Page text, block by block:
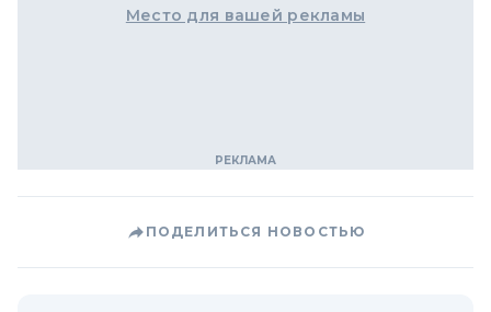
Место для вашей рекламы
ПОДЕЛИТЬСЯ НОВОСТЬЮ